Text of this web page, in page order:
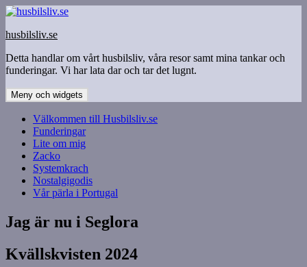
Hoppa
innehåll
husbilsliv.se
Detta handlar om vårt husbilsliv, våra resor samt mina tankar och
funderingar. Vi har lata dar och tar det lugnt.
Meny och widgets
Välkommen till Husbilsliv.se
Funderingar
Lite om mig
Zacko
Systemkrach
Nostalgigodis
Vår pärla i Portugal
Jag är nu i Seglora
Kvällskvisten 2024